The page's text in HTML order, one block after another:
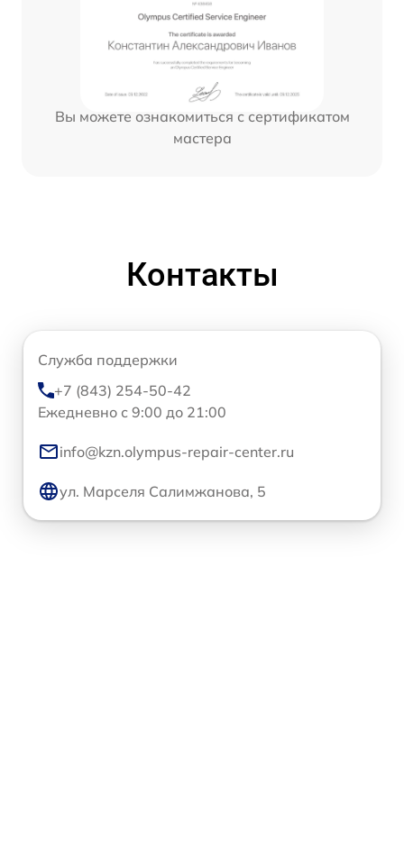
Вы можете ознакомиться с сертификатом
мастера
Контакты
Служба поддержки
+7 (843) 254-50-42
Ежедневно с 9:00 до 21:00
info@kzn.olympus-repair-center.ru
ул. Марселя Салимжанова, 5